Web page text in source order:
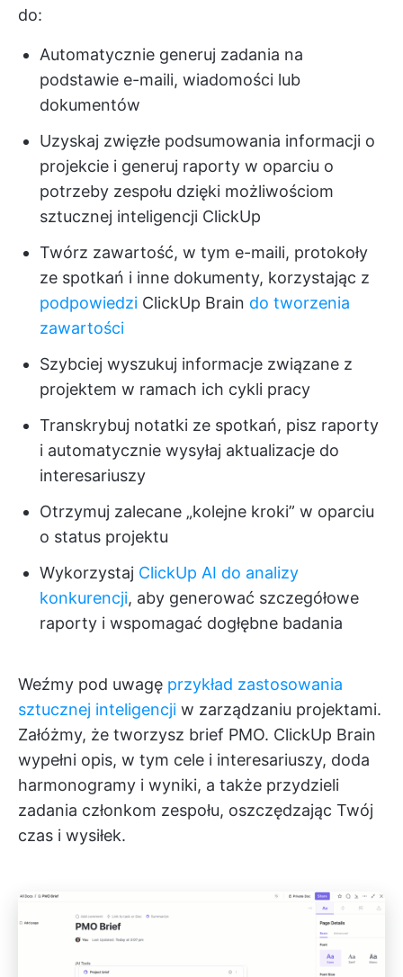
do:
Automatycznie generuj zadania na
podstawie e-maili, wiadomości lub
dokumentów
Uzyskaj zwięzłe podsumowania informacji o
projekcie i generuj raporty w oparciu o
potrzeby zespołu dzięki możliwościom
sztucznej inteligencji ClickUp
Twórz zawartość, w tym e-maili, protokoły
ze spotkań i inne dokumenty, korzystając z
podpowiedzi ClickUp Brain do tworzenia
zawartości
Szybciej wyszukuj informacje związane z
projektem w ramach ich cykli pracy
Transkrybuj notatki ze spotkań, pisz raporty
i automatycznie wysyłaj aktualizacje do
interesariuszy
Otrzymuj zalecane „kolejne kroki” w oparciu
o status projektu
Wykorzystaj ClickUp AI do analizy
konkurencji, aby generować szczegółowe
raporty i wspomagać dogłębne badania
Weźmy pod uwagę przykład zastosowania
sztucznej inteligencji w zarządzaniu projektami.
Załóżmy, że tworzysz brief PMO. ClickUp Brain
wypełni opis, w tym cele i interesariuszy, doda
harmonogramy i wyniki, a także przydzieli
zadania członkom zespołu, oszczędzając Twój
czas i wysiłek.